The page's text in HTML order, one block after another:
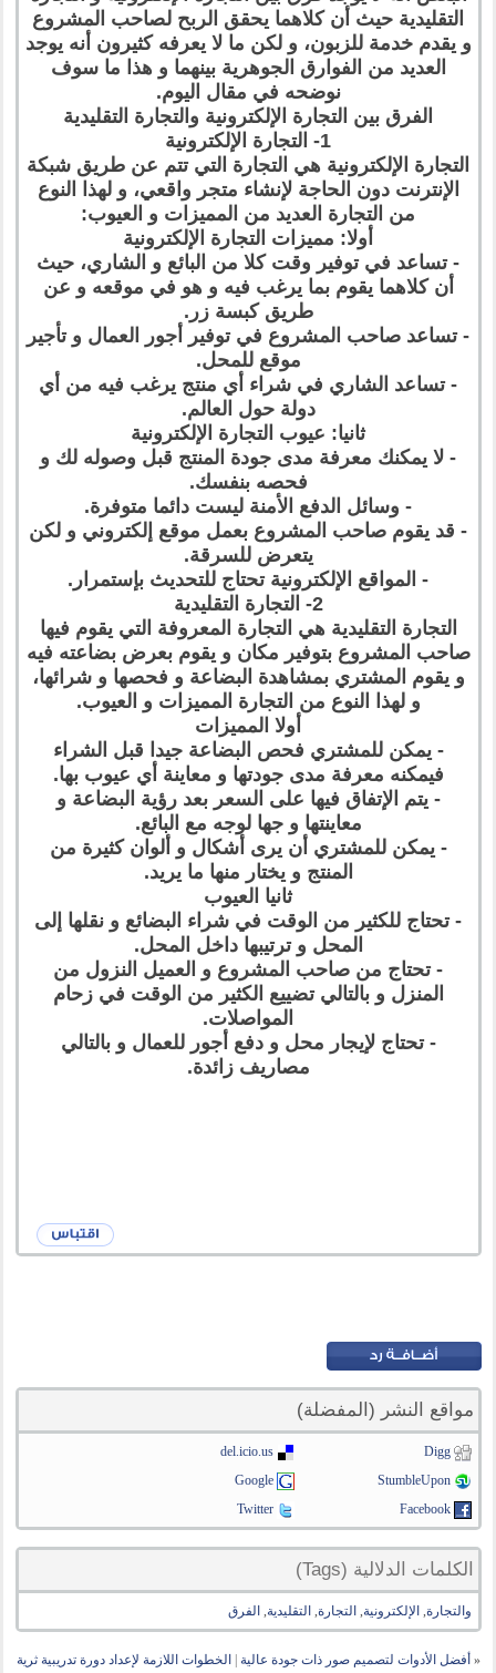
التقليدية حيث أن كلاهما يحقق الربح لصاحب المشروع
و يقدم خدمة للزبون، و لكن ما لا يعرفه كثيرون أنه يوجد
العديد من الفوارق الجوهرية بينهما و هذا ما سوف
نوضحه في مقال اليوم.
الفرق بين التجارة الإلكترونية والتجارة التقليدية
1- التجارة الإلكترونية
التجارة الإلكترونية هي التجارة التي تتم عن طريق شبكة
الإنترنت دون الحاجة لإنشاء متجر واقعي، و لهذا النوع
من التجارة العديد من المميزات و العيوب:
أولا: مميزات التجارة الإلكترونية
- تساعد في توفير وقت كلا من البائع و الشاري، حيث
أن كلاهما يقوم بما يرغب فيه و هو في موقعه و عن
طريق كبسة زر.
- تساعد صاحب المشروع في توفير أجور العمال و تأجير
موقع للمحل.
- تساعد الشاري في شراء أي منتج يرغب فيه من أي
دولة حول العالم.
ثانيا: عيوب التجارة الإلكترونية
- لا يمكنك معرفة مدى جودة المنتج قبل وصوله لك و
فحصه بنفسك.
- وسائل الدفع الأمنة ليست دائما متوفرة.
- قد يقوم صاحب المشروع بعمل موقع إلكتروني و لكن
يتعرض للسرقة.
- المواقع الإلكترونية تحتاج للتحديث بإستمرار.
2- التجارة التقليدية
التجارة التقليدية هي التجارة المعروفة التي يقوم فيها
صاحب المشروع بتوفير مكان و يقوم بعرض بضاعته فيه
و يقوم المشتري بمشاهدة البضاعة و فحصها و شرائها،
و لهذا النوع من التجارة المميزات و العيوب.
أولا المميزات
- يمكن للمشتري فحص البضاعة جيدا قبل الشراء
فيمكنه معرفة مدى جودتها و معاينة أي عيوب بها.
- يتم الإتفاق فيها على السعر بعد رؤية البضاعة و
معاينتها و جها لوجه مع البائع.
- يمكن للمشتري أن يرى أشكال و ألوان كثيرة من
المنتج و يختار منها ما يريد.
ثانيا العيوب
- تحتاج للكثير من الوقت في شراء البضائع و نقلها إلى
المحل و ترتيبها داخل المحل.
- تحتاج من صاحب المشروع و العميل النزول من
المنزل و بالتالي تضييع الكثير من الوقت في زحام
المواصلات.
- تحتاج لإيجار محل و دفع أجور للعمال و بالتالي
مصاريف زائدة.
مواقع النشر (المفضلة)
Digg
del.icio.us
StumbleUpon
Google
Facebook
Twitter
الكلمات الدلالية (Tags)
والتجارة, الإلكترونية, التجارة, التقليدية, الفرق
« أفضل الأدوات لتصميم صور ذات جودة عالية
الخطوات اللازمة لإعداد دورة تدريبية ثرية